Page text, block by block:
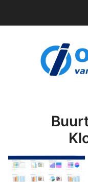
Downloads